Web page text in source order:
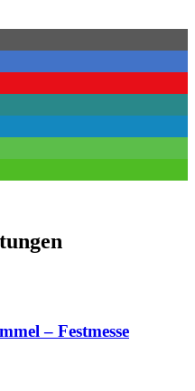
– Festmesse